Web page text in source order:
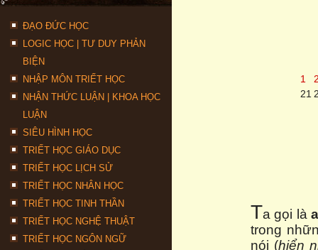
ĐẠO ĐỨC HỌC
LOGIC HỌC | TƯ DUY PHẢN
BIỆN
NHẬP MÔN TRIẾT HỌC
NHẬN THỨC LUẬN | KHOA HỌC
LUẬN
SIÊU HÌNH HỌC
TRIẾT HỌC GIÁO DỤC
TRIẾT HỌC LỊCH SỬ
TRIẾT HỌC NHÂN HỌC
TRIẾT HỌC TINH THẦN
TRIẾT HỌC NGHỆ THUẬT
TRIẾT HỌC NGÔN NGỮ
1
21
Ta gọi là
trong
nói (hiển